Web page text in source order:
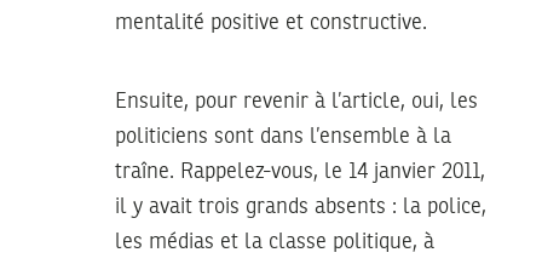
mentalité positive et constructive.
Ensuite, pour revenir à l’article, oui, les
politiciens sont dans l’ensemble à la
traîne. Rappelez-vous, le 14 janvier 2011,
il y avait trois grands absents : la police,
les médias et la classe politique, à